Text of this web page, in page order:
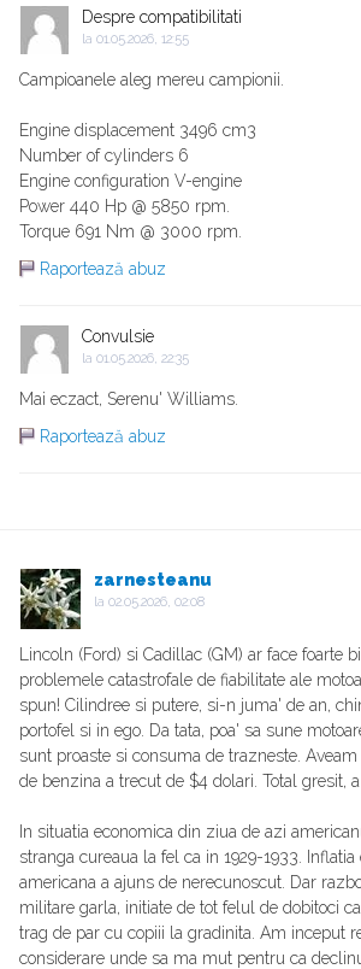
Despre compatibilitati
la 01.05.2026, 12:55
Campioanele aleg mereu campionii.
Engine displacement 3496 cm3
Number of cylinders 6
Engine configuration V-engine
Power 440 Hp @ 5850 rpm.
Torque 691 Nm @ 3000 rpm.
Raportează abuz
Convulsie
la 01.05.2026, 22:35
Mai eczact, Serenu' Williams.
Raportează abuz
zarnesteanu
la 02.05.2026, 02:08
Lincoln (Ford) si Cadillac (GM) ar face foarte
problemele catastrofale de fiabilitate ale
spun! Cilindree si putere, si-n juma' de an,
portofel si in ego. Da tata, poa' sa sune
sunt proaste si consuma de trazneste.
de benzina a trecut de $4 dolari. Total gresit,
In situatia economica din ziua de azi
stranga cureaua la fel ca in 1929-1933.
americana a ajuns de nerecunoscut. Dar
militare garla, initiate de tot felul de dobitoci
trag de par cu copiii la gradinita. Am inceput
considerare unde sa ma mut pentru ca